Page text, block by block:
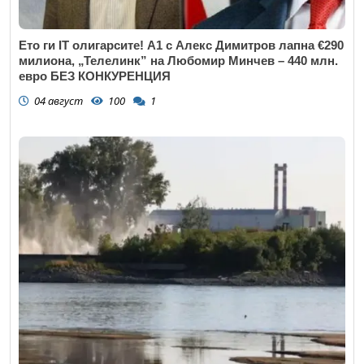
Ето ги IT олигарсите! А1 с Алекс Димитров лапна €290
милиона, „Телелинк” на Любомир Минчев – 440 млн.
евро БЕЗ КОНКУРЕНЦИЯ
04 август 100 1